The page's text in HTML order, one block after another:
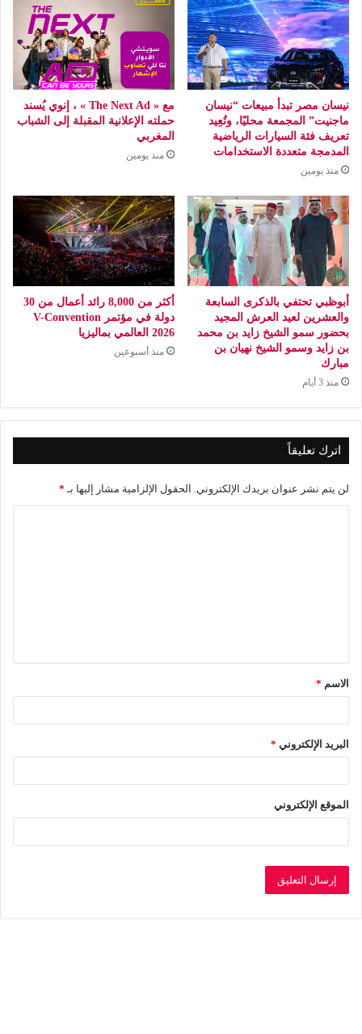
نيسان مصر تبدأ مبيعات “نيسان
ماجنيت” المجمعة محليًا، وتُعِيد
تعريف فئة السيارات الرياضية
المدمجة متعددة الاستخدامات
منذ يومين
مع « The Next Ad » ، إنوي يُسند
حملته الإعلانية المقبلة إلى الشباب
المغربي
منذ يومين
أبوظبي تحتفي بالذكرى السابعة
والعشرين لعيد العرش المجيد
بحضور سمو الشيخ زايد بن محمد
بن زايد وسمو الشيخ نهيان بن
مبارك
منذ 3 أيام
أكثر من 8,000 رائد أعمال من 30
دولة في مؤتمر V-Convention
2026 العالمي بماليزيا
منذ أسبوعين
اترك تعليقاً
لن يتم نشر عنوان بريدك الإلكتروني. الحقول الإلزامية مشار إليها بـ *
ق
*الاسم *
البريد الإلكتروني *
الموقع الإلكتروني